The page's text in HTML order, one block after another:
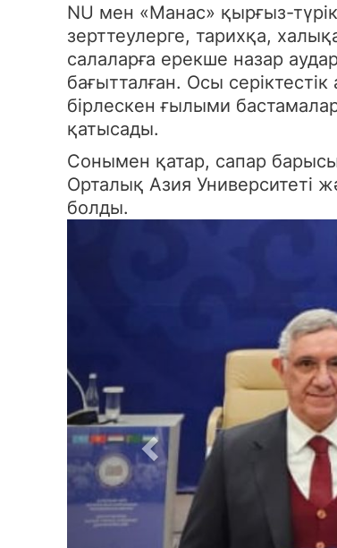
NU мен «Манас» қырғыз-
зерттеулерге, тарихқа,
салаларға ерекше назар
бағытталған. Осы
бірлескен ғылыми
қатысады.
Сонымен қатар, сапар
Орталық Азия Университеті
болды.